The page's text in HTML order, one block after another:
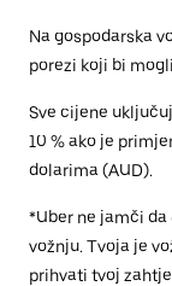
Na gospodarska
porezi koji bi
Sve cijene
10 % ako je
dolarima (AUD).
*Uber ne jamči
vožnju. Tvoja je
prihvati tvoj